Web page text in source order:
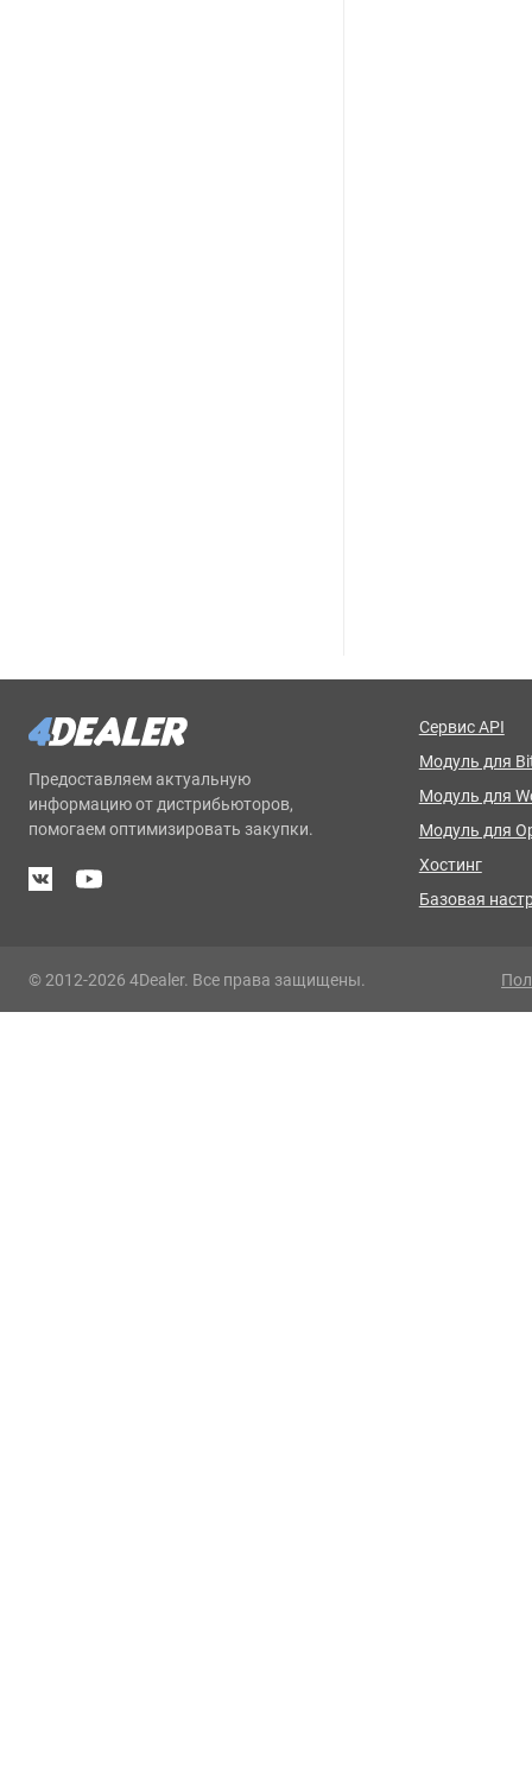
Предоставляем актуальную
информацию от дистрибьюторов,
помогаем оптимизировать закупки.
Сервис API
Модуль для
Модуль для
Модуль для
Хостинг
Базовая
© 2012-2026 4Dealer. Все права защищены.